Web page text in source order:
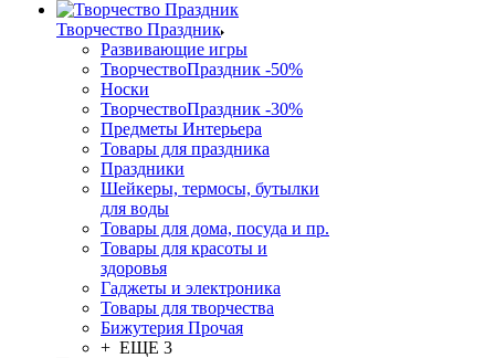
Творчество Праздник
Развивающие игры
ТворчествоПраздник -50%
Носки
ТворчествоПраздник -30%
Предметы Интерьера
Товары для праздника
Праздники
Шейкеры, термосы, бутылки
для воды
Товары для дома, посуда и пр.
Товары для красоты и
здоровья
Гаджеты и электроника
Товары для творчества
Бижутерия Прочая
+ ЕЩЕ 3